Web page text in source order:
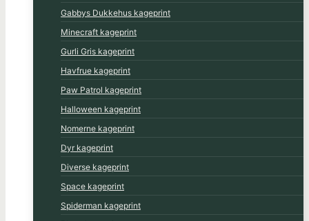
Gabbys Dukkehus kageprint
Minecraft kageprint
Gurli Gris kageprint
Havfrue kageprint
Paw Patrol kageprint
Halloween kageprint
Nomerne kageprint
Dyr kageprint
Diverse kageprint
Space kageprint
Spiderman kageprint